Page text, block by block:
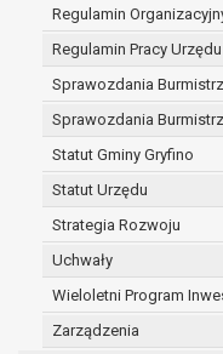
Regulamin
Regulamin Pracy Urzędu
Sprawozdania
Sprawozdania
Statut Gminy Gryfino
Statut Urzędu
Strategia Rozwoju
Uchwały
Wieloletni Program
Zarządzenia
odbiorcom lub
Odbiorcami
podmioty
Pani/Pana
niezbędny do
z terminami
powszechnie
W przypadku,
zgody osoby,